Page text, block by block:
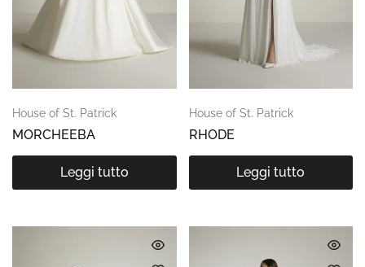
House of St. Patrick
MORCHEEBA
Leggi tutto
House of St. Patrick
RHODE
Leggi tutto